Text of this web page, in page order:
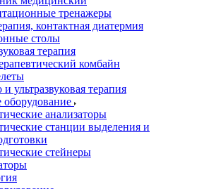
тренажеры
контактная диатермия
столы
терапия
комбайн
ультразвуковая терапия
оборудование
анализаторы
станции выделения и
стейнеры